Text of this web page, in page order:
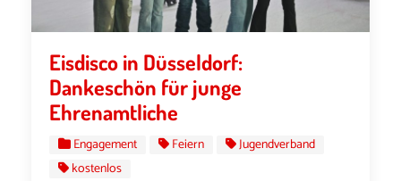
Eisdisco in Düsseldorf:
Dankeschön für junge
Ehrenamtliche
Engagement Feiern
Jugendverband
kostenlos